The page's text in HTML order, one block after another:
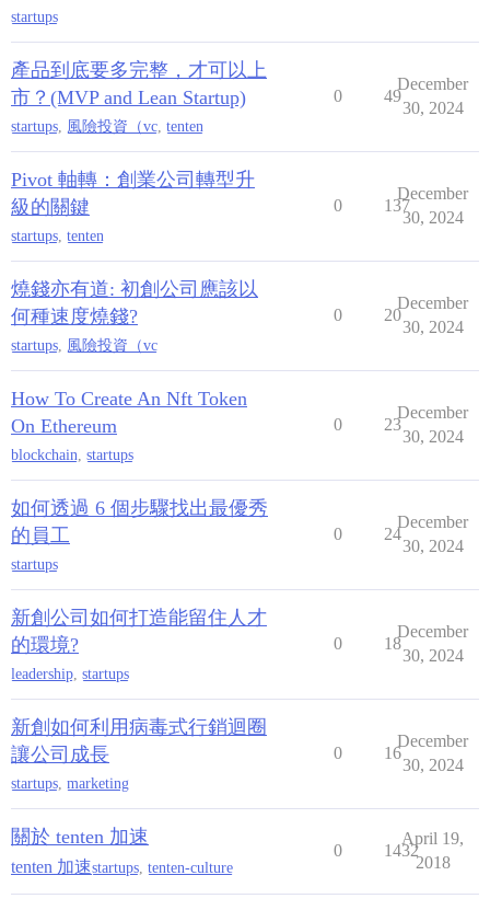
startups
產品到底要多完整，才可以上
市？(MVP and Lean Startup)
startups, 風險投資（vc, tenten
0 49
December
30, 2024
Pivot 軸轉：創業公司轉型升
級的關鍵
startups, tenten
0 137
December
30, 2024
燒錢亦有道: 初創公司應該以
何種速度燒錢?
startups, 風險投資（vc
0 20
December
30, 2024
How To Create An Nft Token
On Ethereum
blockchain, startups
0 23
December
30, 2024
如何透過 6 個步驟找出最優秀
的員工
startups
0 24
December
30, 2024
新創公司如何打造能留住人才
的環境?
leadership, startups
0 18
December
30, 2024
新創如何利用病毒式行銷迴圈
讓公司成長
startups, marketing
0 16
December
30, 2024
關於 tenten 加速
tenten 加速startups tenten-culture
0 1432
April 19,
2018